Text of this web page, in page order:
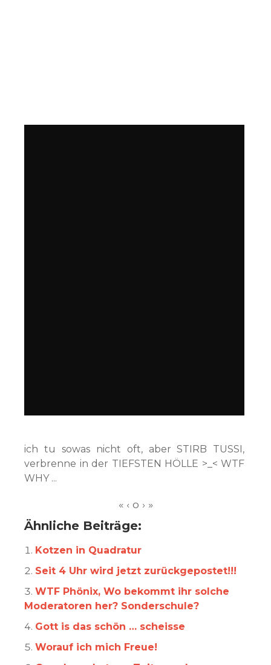
ich tu sowas nicht oft, aber STIRB TUSSI,
verbrenne in der TIEFSTEN HÖLLE >_< WTF
WHY ...
Ähnliche Beiträge:
Kotzen in Quadratur
Seit 4 Uhr wird jetzt zurückgepostet!!!
WTF Phönix, Wo bekommt ihr solche
Moderatoren her? Sonderschule?
Gott is das schön … scheisse
Worauf ich mich Freue!